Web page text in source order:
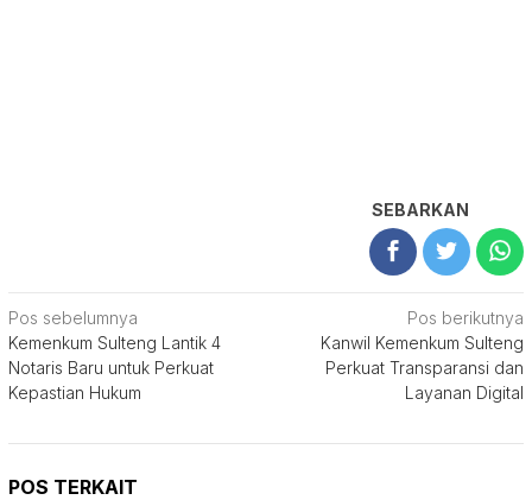
SEBARKAN
Navigasi
pos
Pos sebelumnya
Kemenkum Sulteng Lantik 4
Notaris Baru untuk Perkuat
Kepastian Hukum
Pos berikutnya
Kanwil Kemenkum Sulteng
Perkuat Transparansi dan
Layanan Digital
POS TERKAIT